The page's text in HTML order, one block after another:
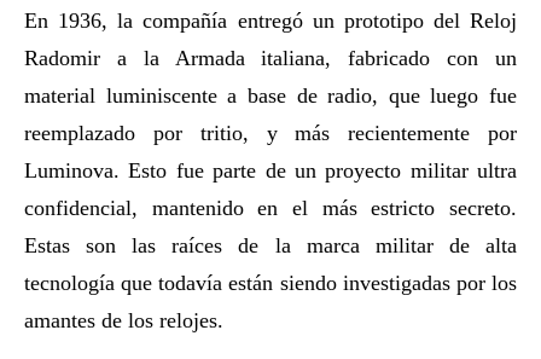
En 1936, la compañía entregó un prototipo del Reloj
Radomir a la Armada italiana, fabricado con un
material luminiscente a base de radio, que luego fue
reemplazado por tritio, y más recientemente por
Luminova. Esto fue parte de un proyecto militar ultra
confidencial, mantenido en el más estricto secreto.
Estas son las raíces de la marca militar de alta
tecnología que todavía están siendo investigadas por los
amantes de los relojes.